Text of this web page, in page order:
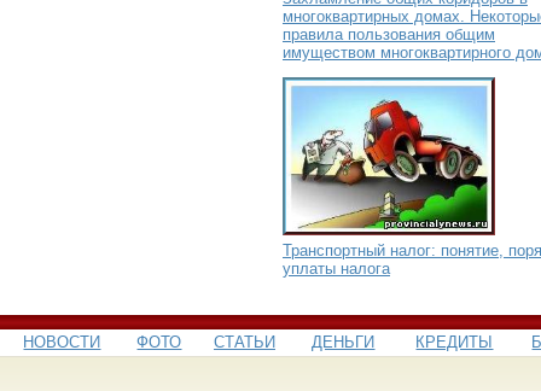
многоквартирных домах.
правила пользования общим
имуществом многоквартирного
Транспортный налог: понятие,
уплаты налога
НОВОСТИ ФОТО СТАТЬИ ДЕНЬГИ КРЕДИТЫ